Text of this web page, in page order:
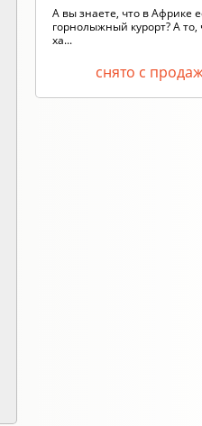
А вы знаете, что в Африке
горнолыжный курорт? А то,
ха...
снято с